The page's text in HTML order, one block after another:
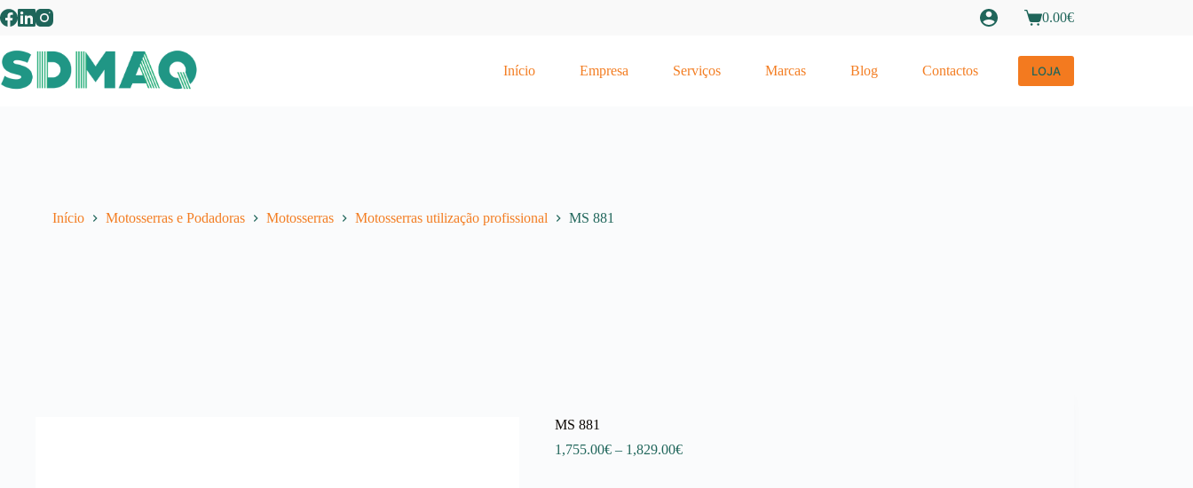
Pular
para
conteúdo
Carrinho
compras
0.00€
Início Empresa Serviços Marcas Blog Contactos LOJA
Início Motosserras e Podadoras Motosserras Motosserras utilização profissional MS 881
MS 881
1,755.00€ – 1,829.00€Price